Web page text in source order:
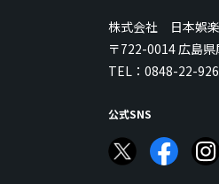
株式会社 日本娯楽
〒722-0014 広島
TEL： 0848-22-
公式SNS